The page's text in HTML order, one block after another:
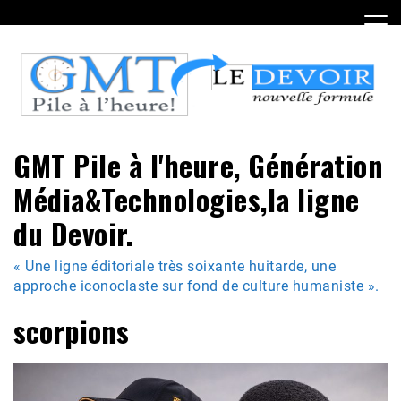
to
content
GMT Pile à l'heure, Génération
Média&Technologies,la ligne
du Devoir.
« Une ligne éditoriale très soixante huitarde, une
approche iconoclaste sur fond de culture humaniste ».
scorpions